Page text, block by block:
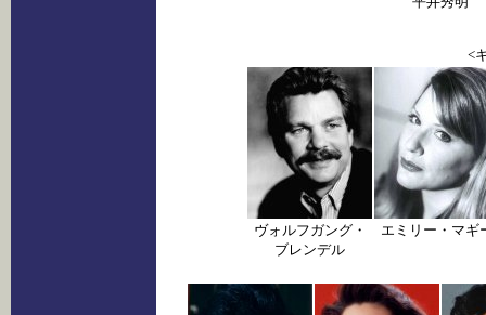
<
ヴォルフガング・
ブレンデル
エミリー・マギ